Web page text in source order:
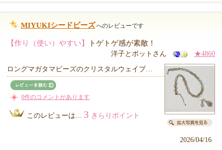
MIYUKIシードビーズへのレビューです
【作り（使い）やすい】 トゲトゲ感が素敵！
洋子とポットさん ★4860
ロングマガタマビーズのクリスタルウェイブ…
0件のコメントがあります
このレビューは... 3 きらりポイント
2026/04/16